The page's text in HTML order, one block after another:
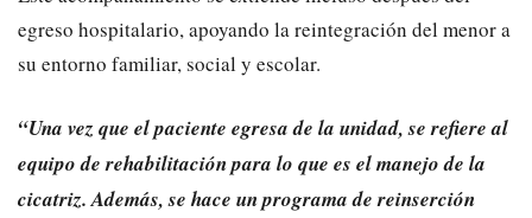
egreso hospitalario, apoyando la reintegración del menor a
su entorno familiar, social y escolar.
“Una vez que el paciente egresa de la unidad, se refiere al
equipo de rehabilitación para lo que es el manejo de la
cicatriz. Además, se hace un programa de reinserción